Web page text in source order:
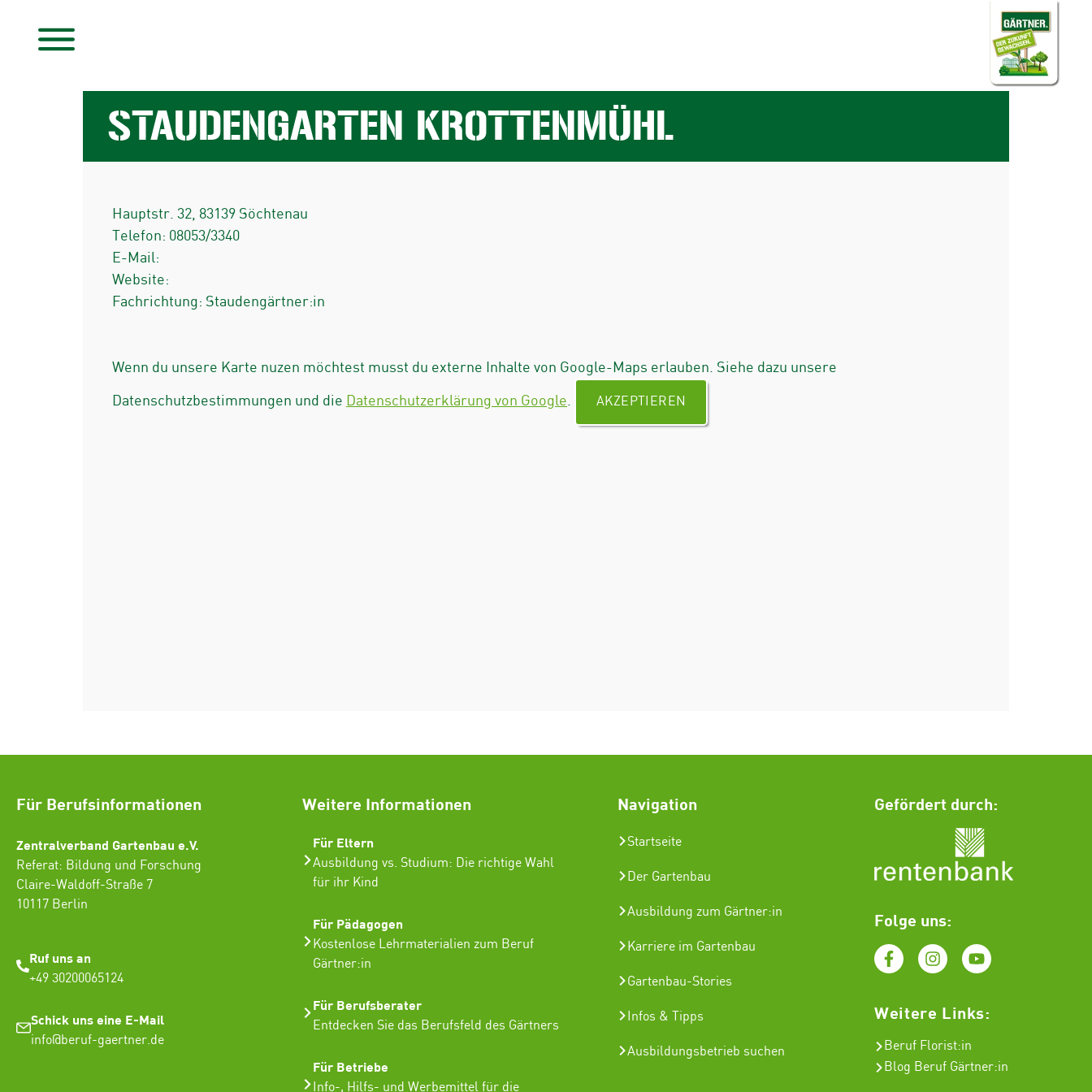
STAUDENGARTEN KROTTENMÜHL
Hauptstr. 32 83139 Söchtenau
Telefon: 08053/3340
E-Mail:
Website:
Fachrichtung: Staudengärtner:in
Wenn du unsere Karte nuzen möchtest musst du externe Inhalte von Google-Maps erlauben. Siehe dazu unsere
Datenschutzbestimmungen und die Datenschutzerklärung von Google AKZEPTIEREN
Für Berufsinformationen
Zentralverband Gartenbau e.V.
Referat: Bildung und Forschung
Claire-Waldoff-Straße 7
10117 Berlin
Ruf uns an
+49 30200065124
Schick uns eine E-Mail
info@beruf-gaertner.de
Weitere Informationen
Für Eltern
Ausbildung vs. Studium: Die richtige Wahl
für ihr Kind
Für Pädagogen
Kostenlose Lehrmaterialien zum Beruf
Gärtner:in
Für Berufsberater
Entdecken Sie das Berufsfeld des Gärtners
Für Betriebe
Info-, Hilfs- und Werbemittel für die
Navigation
Startseite
Der Gartenbau
Ausbildung zum Gärtner:in
Karriere im Gartenbau
Gartenbau-Stories
Infos & Tipps
Ausbildungsbetrieb suchen
Gefördert durch:
Folge uns:
Weitere Links:
Beruf Florist:in
Blog Beruf Gärtner:in